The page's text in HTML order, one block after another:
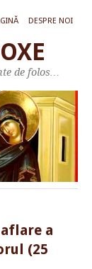
DESPRE NOI
de folos…
a
(25